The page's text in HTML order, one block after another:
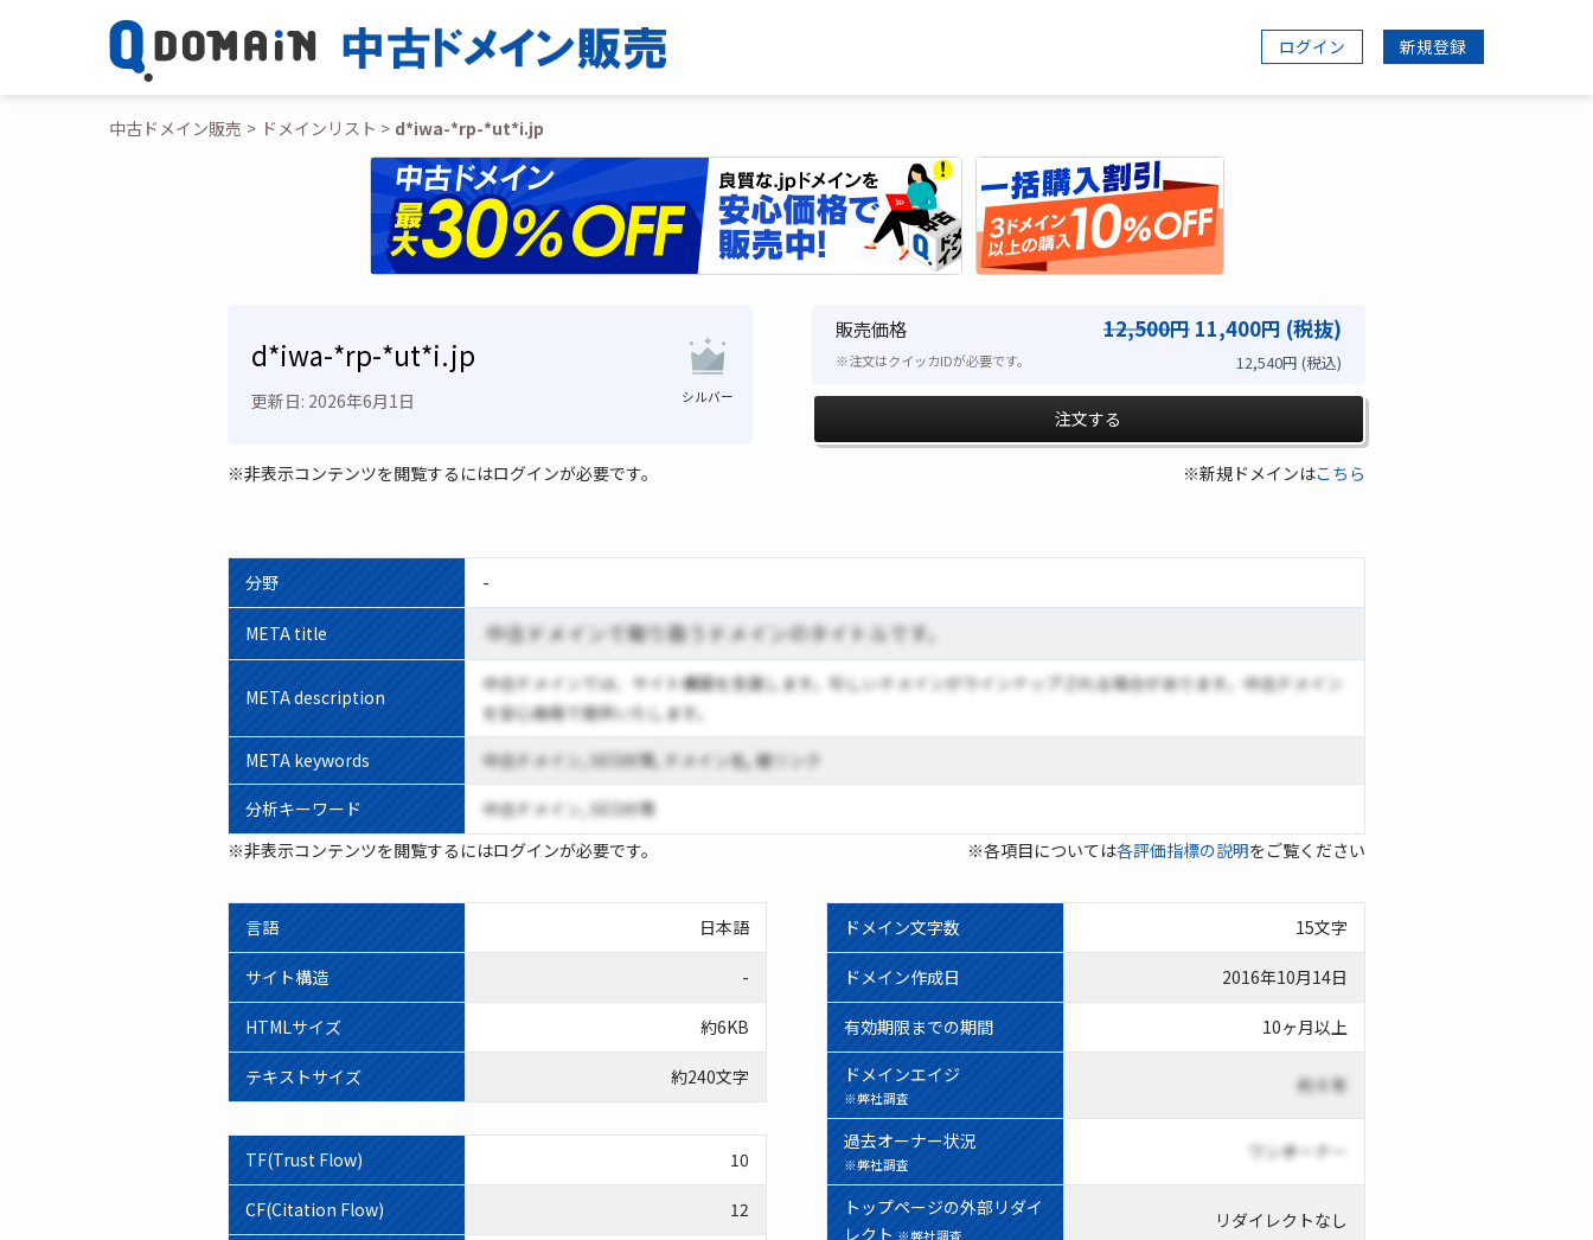
ログイン 新規登録
中古ドメイン販売 ドメインリスト d*iwa-*rp-*ut*i.jp
d*iwa-*rp-*ut*i.jp
更新日: 2026年6月1日 シルバー
販売価格
※注文はクイッカIDが必要です。
12,500円 11,400円 (税抜)
12,540円 (税込)
注文する
※非表示コンテンツを閲覧するにはログインが必要です。 ※新規ドメインはこちら
分野 -
META title 中古ドメインで取り扱うドメインのタイトルです。
META description
中古ドメインでは、サイト構築を支援します。珍しいドメインがラインナップされる場合があります。中古ドメイン
を安心価格で提供いたします。
META keywords
中古ドメイン, SEO対策, ドメイン名, 被リンク
分析キーワード
中古ドメイン, SEO対策
※非表示コンテンツを閲覧するにはログインが必要です。
※各項目については各評価指標の説明をご覧ください
言語 日本語
サイト構造 -
HTMLサイズ 約6KB
テキストサイズ 約240文字
TF(Trust Flow) 10
CF(Citation Flow) 12
ドメイン文字数 15文字
ドメイン作成日 2016年10月14日
有効期限までの期間
10ヶ月以上
ドメインエイジ
※弊社調査
約 X 年
過去オーナー状況
※弊社調査
ワンオーナー
トップページの外部リダイ
レクト ※弊社調査
リダイレクトなし